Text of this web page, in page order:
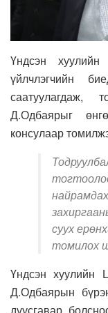
Үндсэн
үйлчлэгчийн
саатуулагдаж,
Д.Одбаярыг
консулаар
суух
томилох
Үндсэн хуулийн
Д.Одбаярын
дуусгавар